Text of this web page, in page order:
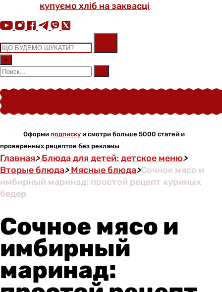
купуємо хліб на заквасці
×
Оформи подписку и смотри больше 5000 статей и
проверенных рецептов без рекламы
Главная>Блюда для детей: детское меню>
Вторые блюда>Мясные блюда>Сочное мясо и
имбирный маринад: простой рецепт куриных
бедер
Сочное мясо и
имбирный
маринад: